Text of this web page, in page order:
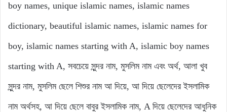
boy names, unique islamic names, islamic names
dictionary, beautiful islamic names, islamic names for
boy, islamic names starting with A, islamic boy names
starting with A, সবচেয়ে সুন্দর নাম, মুসলিম নাম এবং অর্থ, আলা খুব
সুন্দর নাম, মুসলিম ছেলে শিশুর নাম আ দিয়ে, আ দিয়ে ছেলেদের ইসলামিক
নাম অর্থসহ, আ দিয়ে ছেলে বাবুর ইসলামিক নাম, A দিয়ে ছেলেদের আধুনিক